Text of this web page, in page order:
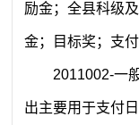
励金；全县科级
金；目标奖；支
2011002-一
出主要用于支付